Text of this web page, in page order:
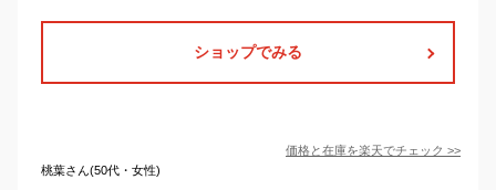
ショップでみる
価格と在庫を楽天でチェック >>
桃葉さん(50代・女性)